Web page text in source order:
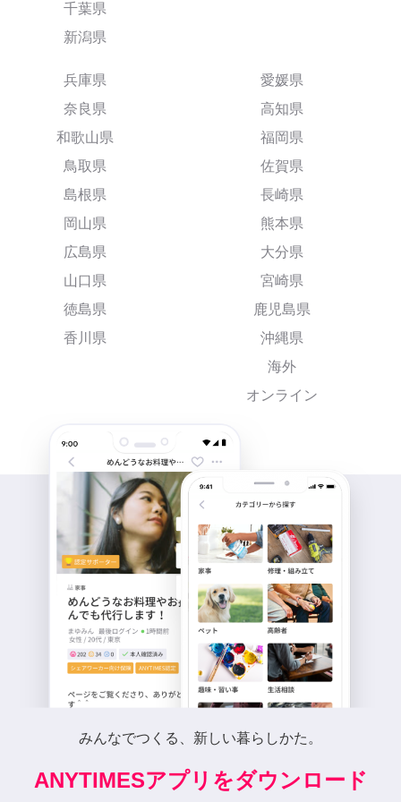
千葉県
新潟県
兵庫県
奈良県
和歌山県
鳥取県
島根県
岡山県
広島県
山口県
徳島県
香川県
愛媛県
高知県
福岡県
佐賀県
長崎県
熊本県
大分県
宮崎県
鹿児島県
沖縄県
海外
オンライン
みんなでつくる、新しい暮らしかた。
ANYTIMESアプリをダウンロード